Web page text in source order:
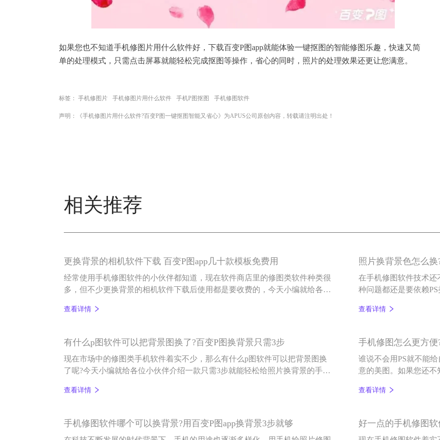
如果您也不知道手机修图片用什么软件好，下载百变P图app就能体验一键抠图的智能修图乐趣，快速又简
单的处理模式，只需点击屏幕就能轻松完成抠图等操作，省心的同时，照片的处理效果还更让您满意。
标签： 手机修图片 手机修图片用什么软件 手机P图抠图 手机修图软件
声明：《手机修图片用什么软件?百变P图一键抠图智能又省心》为APUS公司原创内容，转载请注明出处！
相关推荐
更换背景的相机软件下载 百变P图app几十款模板免费用
经常使用手机修图软件的小伙伴都知道，现在软件商店里的修图类软件种类很
多，但不少更换背景的相机软件下载后使用都是要收费的，今天小编就给各位
查看详情
照片换背景色怎么
在手机修图软件技术
种问题都还是要依赖
景操作。
查看详情
有什么p图软件可以把背景图换了?百变P图换背景只需3步
现在市场中的修图类手机软件着实不少，那么有什么p图软件可以把背景图换
了呢?今天小编就给各位小伙伴介绍一款只需3步就能轻松给照片换背景的手机
查看详情
手机修图怎么更方
谁说不会用PS就不能
意的美图。如果您还
查看详情
手机修图软件哪个可以换背景?用百变P图app换背景3步就够 好一点的手机修图